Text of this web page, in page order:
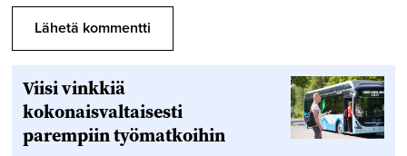
Viisi vinkkiä
kokonaisvaltaisesti
parempiin työmatkoihin